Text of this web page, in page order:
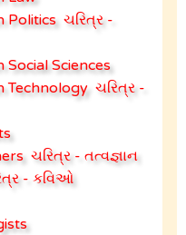
Politics ચરિત્ર -
Sciences
Technology ચરિત્ર -
ચરિત્ર - તત્વજ્ઞાન
- કવિઓ